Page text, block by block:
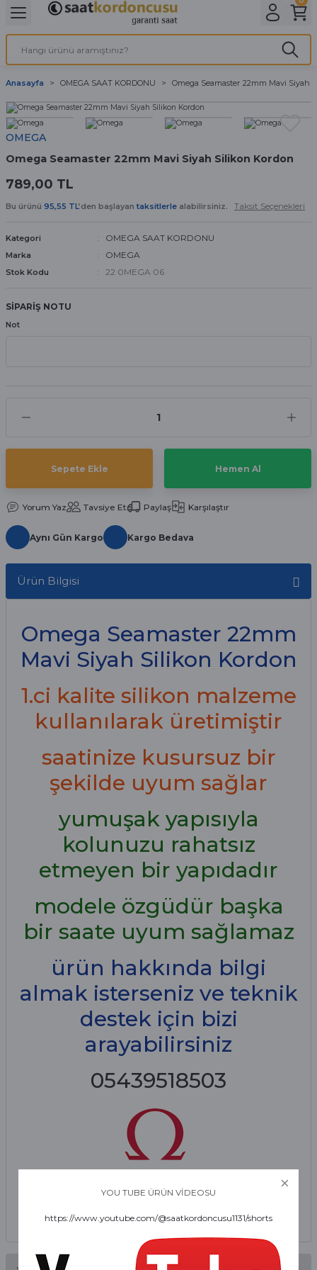
Geri Dön
& ELEKTİRİK AYDINLATMA & ELEKTRİK
BİLGİSAYAR
OFİS MALZEMELERİ
Geri Dön
ve Cihaz Pilleri
ÇEŞİTLERİ
ÇEŞİTLERİ
Geri Dön
Geri Dön
Kordon Çeşitleri
Kordonları
Kordonu
Anasayfa OMEGA SAAT KORDONU Omega Seamaster 22mm Mavi Siyah
OMEGA
Omega Seamaster 22mm Mavi Siyah Silikon Kordon
789,00 TL
Bu ürünü 95,55 TL’den başlayantaksitlerle alabilirsiniz. Taksit Seçenekleri
Kategori OMEGA SAAT KORDONU
Marka OMEGA
Stok Kodu 22 0MEGA 06
SİPARİŞ NOTU
Not
Sepete Ekle Hemen Al
Yorum Yaz Tavsiye Et Paylaş Karşılaştır
Aynı Gün Kargo Kargo Bedava
Ürün Bilgisi
Omega Seamaster 22mm
Mavi Siyah Silikon Kordon
1.ci kalite silikon malzeme
kullanılarak üretimiştir
saatinize kusursuz bir
şekilde uyum sağlar
yumuşak yapısıyla
kolunuzu rahatsız
etmeyen bir yapıdadır
modele özgüdür başka
bir saate uyum sağlamaz
ürün hakkında bilgi
almak isterseniz ve teknik
destek için bizi
arayabilirsiniz
05439518503
YOU TUBE ÜRÜN VİDEOSU
https://www.youtube.com/@saatkordoncusu1131/shorts